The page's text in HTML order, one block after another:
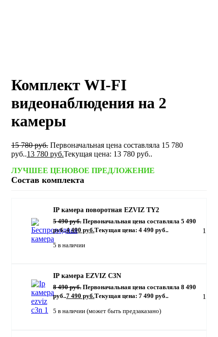
Комплект WI-FI
видеонаблюдения на 2
камеры
15 780руб. Первоначальная цена составляла 15 780
руб..13 780 руб.Текущая цена: 13 780 руб..
ЛУЧШЕЕ ЦЕНОВОЕ ПРЕДЛОЖЕНИЕ
IP камера поворотная EZVIZ TY2
5 490руб. Первоначальная цена составляла 5 490
руб..4 490 руб.Текущая цена: 4 490 руб..
5 в наличии
1
IP камера EZVIZ C3N
8 490руб. Первоначальная цена составляла 8 490
руб..7 490 руб.Текущая цена: 7 490 руб..
5 в наличии (может быть предзаказано)
1